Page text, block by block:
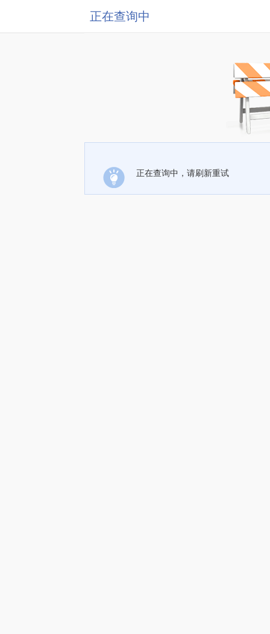
正在查询中
正在查询中，请刷新重试